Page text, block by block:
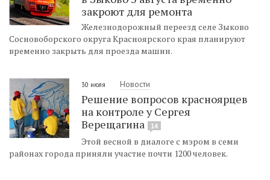
закроют для ремонта
Железнодорожный переезд селе Зыково
Сосновоборского округа Красноярского края планируют
временно закрыть для проезда машин.
30 июля Новости
Решение вопросов красноярцев
на контроле у Сергея
Верещагина
14
Этой весной в диалоге с мэром в семи
районах города приняли участие почти 1200 человек.